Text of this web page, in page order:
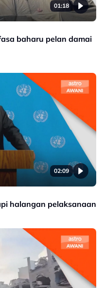
01:18
baharu pelan damai
02:09
halangan pelaksanaan